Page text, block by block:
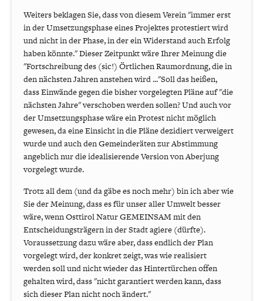
Weiters beklagen Sie, dass von diesem Verein "immer erst
in der Umsetzungsphase eines Projektes protestiert wird
und nicht in der Phase, in der ein Widerstand auch Erfolg
haben könnte." Dieser Zeitpunkt wäre Ihrer Meinung die
"Fortschreibung des (sic!) Örtlichen Raumordnung, die in
den nächsten Jahren anstehen wird ..."Soll das heißen,
dass Einwände gegen die bisher vorgelegten Pläne auf "die
nächsten Jahre" verschoben werden sollen? Und auch vor
der Umsetzungsphase wäre ein Protest nicht möglich
gewesen, da eine Einsicht in die Pläne dezidiert verweigert
wurde und auch den Gemeinderäten zur Abstimmung
angeblich nur die idealisierende Version von Aberjung
vorgelegt wurde.
Trotz all dem (und da gäbe es noch mehr) bin ich aber wie
Sie der Meinung, dass es für unser aller Umwelt besser
wäre, wenn Osttirol Natur GEMEINSAM mit den
Entscheidungsträgern in der Stadt agiere (dürfte).
Voraussetzung dazu wäre aber, dass endlich der Plan
vorgelegt wird, der konkret zeigt, was wie realisiert
werden soll und nicht wieder das Hintertürchen offen
gehalten wird, dass "nicht garantiert werden kann, dass
sich dieser Plan nicht noch ändert."